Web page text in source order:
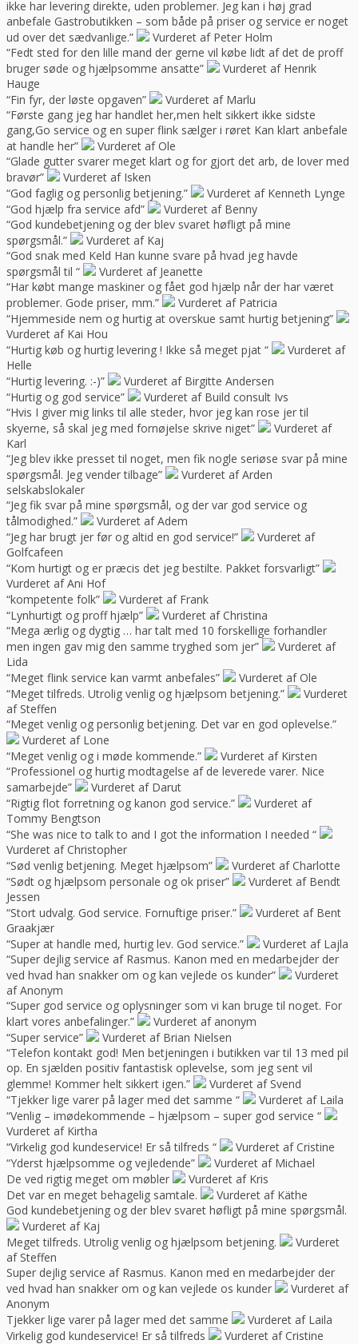
ikke har levering direkte, uden problemer. Jeg kan i høj grad
anbefale Gastrobutikken – som både på priser og service er noget
ud over det sædvanlige.”
Vurderet af Peter Holm
“Fedt sted for den lille mand der gerne vil købe lidt af det de proff
bruger søde og hjælpsomme ansatte”
Vurderet af Henrik
Hauge
“Fin fyr, der løste opgaven”
Vurderet af Marlu
“Første gang jeg har handlet her,men helt sikkert ikke sidste
gang,Go service og en super flink sælger i røret Kan klart anbefale
at handle her”
Vurderet af Ole
“Glade gutter svarer meget klart og for gjort det arb, de lover med
bravør”
Vurderet af Isken
“God faglig og personlig betjening.”
Vurderet af Kenneth Lynge
“God hjælp fra service afd”
Vurderet af Benny
“God kundebetjening og der blev svaret høfligt på mine
spørgsmål.”
Vurderet af Kaj
“God snak med Keld Han kunne svare på hvad jeg havde
spørgsmål til “
Vurderet af Jeanette
“Har købt mange maskiner og fået god hjælp når der har været
problemer. Gode priser, mm.”
Vurderet af Patricia
“Hjemmeside nem og hurtig at overskue samt hurtig betjening”
Vurderet af Kai Hou
“Hurtig køb og hurtig levering ! Ikke så meget pjat “
Vurderet af
Helle
“Hurtig levering. :-)”
Vurderet af Birgitte Andersen
“Hurtig og god service”
Vurderet af Build consult Ivs
“Hvis I giver mig links til alle steder, hvor jeg kan rose jer til
skyerne, så skal jeg med fornøjelse skrive niget”
Vurderet af
Karl
“Jeg blev ikke presset til noget, men fik nogle seriøse svar på mine
spørgsmål. Jeg vender tilbage”
Vurderet af Arden
selskabslokaler
“Jeg fik svar på mine spørgsmål, og der var god service og
tålmodighed.”
Vurderet af Adem
“Jeg har brugt jer før og altid en god service!”
Vurderet af
Golfcafeen
“Kom hurtigt og er præcis det jeg bestilte. Pakket forsvarligt”
Vurderet af Ani Hof
“kompetente folk”
Vurderet af Frank
“Lynhurtigt og proff hjælp”
Vurderet af Christina
“Mega ærlig og dygtig … har talt med 10 forskellige forhandler
men ingen gav mig den samme tryghed som jer”
Vurderet af
Lida
“Meget flink service kan varmt anbefales”
Vurderet af Ole
“Meget tilfreds. Utrolig venlig og hjælpsom betjening.”
Vurderet
af Steffen
“Meget venlig og personlig betjening. Det var en god oplevelse.”
Vurderet af Lone
“Meget venlig og i møde kommende.”
Vurderet af Kirsten
“Professionel og hurtig modtagelse af de leverede varer. Nice
samarbejde”
Vurderet af Darut
“Rigtig flot forretning og kanon god service.”
Vurderet af
Tommy Bengtson
“She was nice to talk to and I got the information I needed “
Vurderet af Christopher
“Sød venlig betjening. Meget hjælpsom”
Vurderet af Charlotte
“Sødt og hjælpsom personale og ok priser”
Vurderet af Bendt
Jessen
“Stort udvalg. God service. Fornuftige priser.”
Vurderet af Bent
Graakjær
“Super at handle med, hurtig lev. God service.”
Vurderet af Lajla
“Super dejlig service af Rasmus. Kanon med en medarbejder der
ved hvad han snakker om og kan vejlede os kunder”
Vurderet
af Anonym
“Super god service og oplysninger som vi kan bruge til noget. For
klart vores anbefalinger.”
Vurderet af anonym
“Super service”
Vurderet af Brian Nielsen
“Telefon kontakt god! Men betjeningen i butikken var til 13 med pil
op. En sjælden positiv fantastisk oplevelse, som jeg sent vil
glemme! Kommer helt sikkert igen.”
Vurderet af Svend
“Tjekker lige varer på lager med det samme “
Vurderet af Laila
“Venlig – imødekommende – hjælpsom – super god service “
Vurderet af Kirtha
“Virkelig god kundeservice! Er så tilfreds “
Vurderet af Cristine
“Yderst hjælpsomme og vejledende”
Vurderet af Michael
De ved rigtig meget om møbler
Vurderet af Kris
Det var en meget behagelig samtale.
Vurderet af Käthe
God kundebetjening og der blev svaret høfligt på mine spørgsmål.
Vurderet af Kaj
Meget tilfreds. Utrolig venlig og hjælpsom betjening.
Vurderet
af Steffen
Super dejlig service af Rasmus. Kanon med en medarbejder der
ved hvad han snakker om og kan vejlede os kunder
Vurderet af
Anonym
Tjekker lige varer på lager med det samme
Vurderet af Laila
Virkelig god kundeservice! Er så tilfreds
Vurderet af Cristine